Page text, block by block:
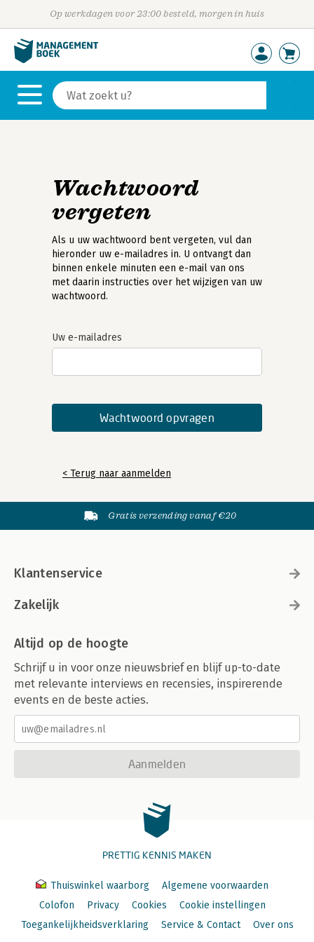
Op werkdagen voor 23:00 besteld, morgen in huis
Wachtwoord
vergeten
Als u uw wachtwoord bent vergeten, vul dan
hieronder uw e-mailadres in. U ontvangt dan
binnen enkele minuten een e-mail van ons
met daarin instructies over het wijzigen van uw
wachtwoord.
Uw e-mailadres
< Terug naar aanmelden
Gratis verzending vanaf €20
Klantenservice
Zakelijk
Altijd op de hoogte
Schrijf u in voor onze nieuwsbrief en blijf up-to-date
met relevante interviews en recensies, inspirerende
events en de beste acties.
Aanmelden
PRETTIG KENNIS MAKEN
Thuiswinkel waarborg
Algemene voorwaarden
Colofon
Privacy Cookies
Cookie instellingen
Toegankelijkheidsverklaring
Service & Contact Over ons